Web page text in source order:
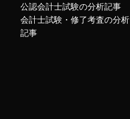
公認会計士試験の分析記事
会計士試験・修了考査の分析
記事